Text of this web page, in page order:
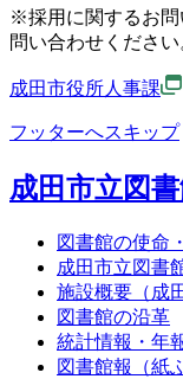
※採用に関するお問
問い合わせください
成田市役所人事課
フッターへスキップ
成田市立図
図書館の使命
成田市立図書
施設概要（成
図書館の沿革
統計情報・年
図書館報（紙